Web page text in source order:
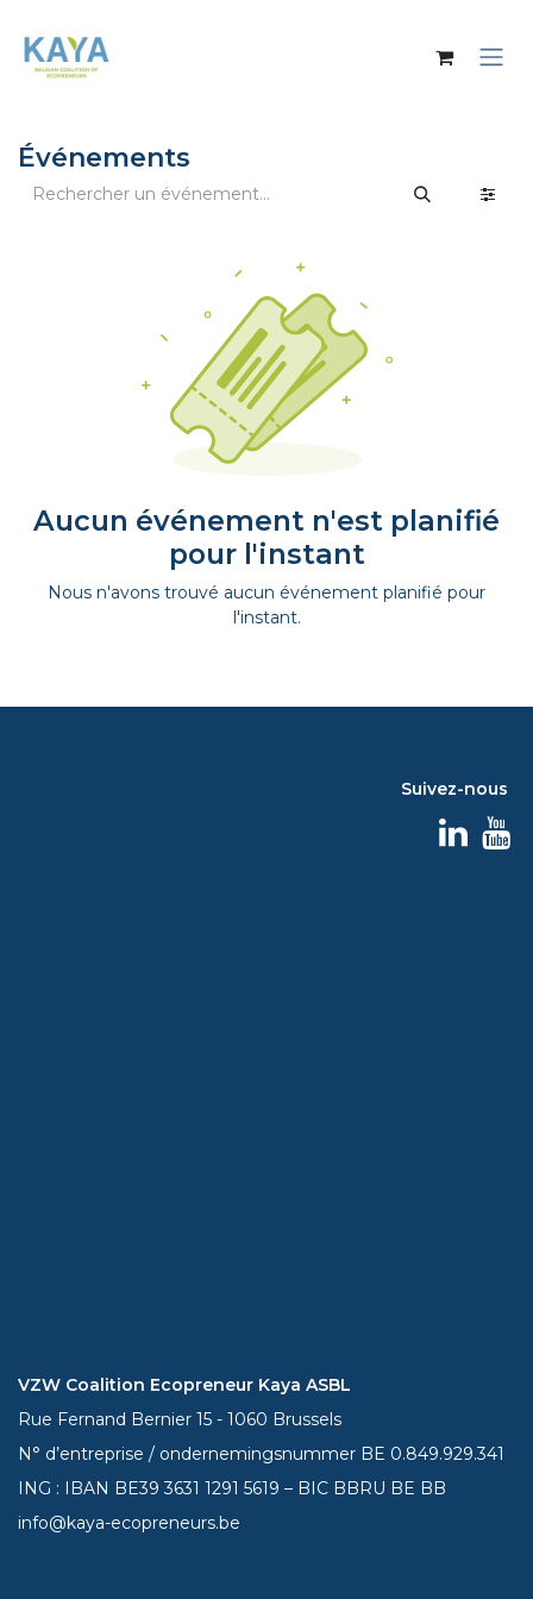
Événements
Aucun événement n'est planifié
pour l'instant
Nous n'avons trouvé aucun événement planifié pour
l'instant.
Suivez-nous
VZW Coalition Ecopreneur Kaya ASBL
Rue Fernand Bernier 15 - 1060 Brussels
N° d’entreprise / ondernemingsnummer BE 0.849.929.341
ING : IBAN BE393631 1291 5619 – BIC BBRU BE BB
info@kaya-ecopreneurs.be